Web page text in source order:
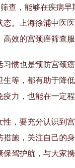
查，能够在疾病
。上海徐浦中医
效的宫颈癌筛查服
习惯也是预防宫颈
等，都有助于降
力，也能在一定
性，要充分认识到
施，关注自己的
保驾护航，与大家